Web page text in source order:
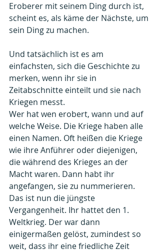
Eroberer mit seinem Ding durch ist,
scheint es, als käme der Nächste, um
sein Ding zu machen.
Und tatsächlich ist es am
einfachsten, sich die Geschichte zu
merken, wenn ihr sie in
Zeitabschnitte einteilt und sie nach
Kriegen messt.
Wer hat wen erobert, wann und auf
welche Weise. Die Kriege haben alle
einen Namen. Oft heißen die Kriege
wie ihre Anführer oder diejenigen,
die während des Krieges an der
Macht waren. Dann habt ihr
angefangen, sie zu nummerieren.
Das ist nun die jüngste
Vergangenheit. Ihr hattet den 1.
Weltkrieg. Der war dann
einigermaßen gelöst, zumindest so
weit, dass ihr eine friedliche Zeit